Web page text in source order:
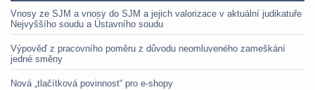
Vnosy ze SJM a vnosy do SJM a jejich valorizace v aktuální judikatuře
Nejvyššího soudu a Ústavního soudu
Výpověď z pracovního poměru z důvodu neomluveného zameškání
jedné směny
Nová „tlačítková povinnost“ pro e-shopy